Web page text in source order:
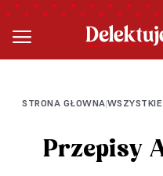
STRONA GŁOWNA|
Przepisy